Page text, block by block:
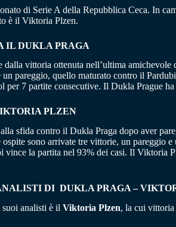
di Serie A della Repubblica Ceca. In
è il Viktoria Plzen.
IL DUKLA PRAGA
dalla vittoria ottenuta nell’ultima
pareggio, quello maturato contro il
per 7 partite consecutive. Il Dukla Prague
PLZEN
sfida contro il Dukla Praga dopo aver
ospite sono arrivate tre vittorie, un pareggio
vince la partita nel 93% dei casi. Il Viktoria
DI DUKLA PRAGA –
suoi analisti è il Viktoria Plzen, la cui vittoria